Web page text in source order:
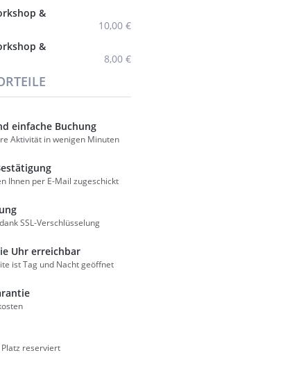
&
10,00 €
&
8,00 €
einfache Buchung
Aktivität in wenigen Minuten
Ihnen per E-Mail zugeschickt
SSL-Verschlüsselung
Uhr erreichbar
ist Tag und Nacht geöffnet
Platz reserviert